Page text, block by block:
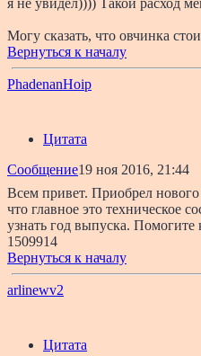
Могу сказать, что овчинка
Вернуться к началу
PhadenanHoip
Цитата
Сообщение19 ноя 2016, 21:44
Всем привет. Приобрел
что главное это техническое
узнать год выпуска.
1509914
Вернуться к началу
arlinewv2
Цитата